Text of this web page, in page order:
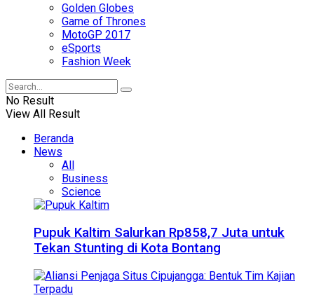
Golden Globes
Game of Thrones
MotoGP 2017
eSports
Fashion Week
No Result
View All Result
Beranda
News
All
Business
Science
Pupuk Kaltim Salurkan Rp858,7 Juta untuk
Tekan Stunting di Kota Bontang